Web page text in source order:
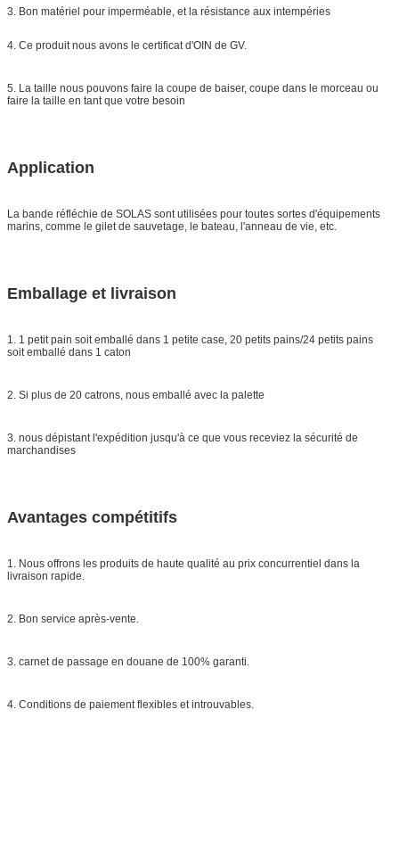
3. Bon matériel pour imperméable, et la résistance aux intempéries
4. Ce produit nous avons le certificat d'OIN de GV.
5. La taille nous pouvons faire la coupe de baiser, coupe dans le morceau ou
faire la taille en tant que votre besoin
Application
La bande réfléchie de SOLAS sont utilisées pour toutes sortes d'équipements
marins, comme le gilet de sauvetage, le bateau, l'anneau de vie, etc.
Emballage et livraison
1. 1 petit pain soit emballé dans 1 petite case, 20 petits pains/24 petits pains
soit emballé dans 1 caton
2. Si plus de 20 catrons, nous emballé avec la palette
3. nous dépistant l'expédition jusqu'à ce que vous receviez la sécurité de
marchandises
Avantages compétitifs
1. Nous offrons les produits de haute qualité au prix concurrentiel dans la
livraison rapide.
2. Bon service après-vente.
3. carnet de passage en douane de 100% garanti.
4. Conditions de paiement flexibles et introuvables.